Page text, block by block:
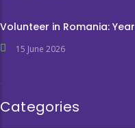
Volunteer in Romania:
15 June 2026
Categories